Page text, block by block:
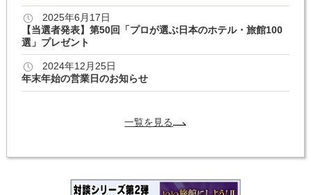
2025年6月17日
【当選者発表】第50回「プロが選ぶ日本のホテル・旅館100
選」プレゼント
2024年12月25日
年末年始の営業日のお知らせ
一覧を見る